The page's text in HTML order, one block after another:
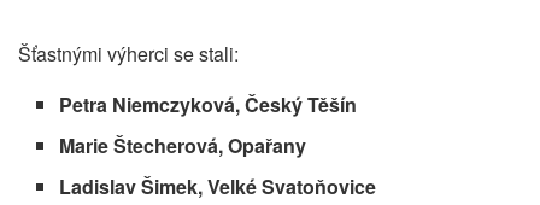
Šťastnými výherci se stali:
Petra Niemczyková, Český Těšín
Marie Štecherová, Opařany
Ladislav Šimek, Velké Svatoňovice